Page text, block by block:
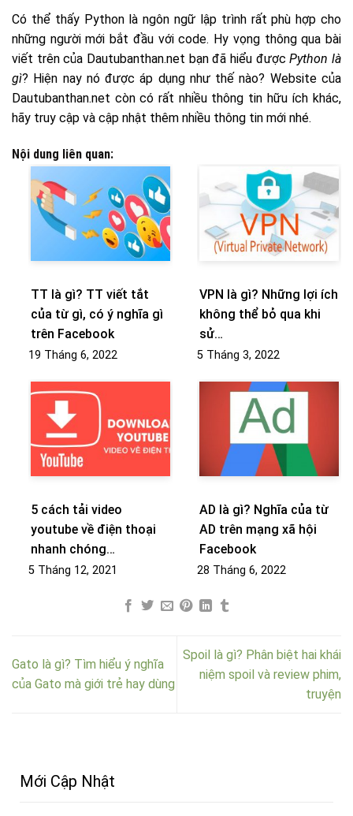
Có thể thấy Python là ngôn ngữ lập trình rất phù hợp cho
những người mới bắt đầu với code. Hy vọng thông qua bài
viết trên của Dautubanthan.net bạn đã hiểu đượcPython là
gì? Hiện nay nó được áp dụng như thế nào? Website của
Dautubanthan.net còn có rất nhiều thông tin hữu ích khác,
hãy truy cập và cập nhật thêm nhiều thông tin mới nhé.
Nội dung liên quan:
TT là gì? TT viết tắt
của từ gì, có ý nghĩa gì
trên Facebook
19 Tháng 6, 2022
VPN là gì? Những lợi ích
không thể bỏ qua khi
sử…
5 Tháng 3, 2022
5 cách tải video
youtube về điện thoại
nhanh chóng…
5 Tháng 12, 2021
AD là gì? Nghĩa của từ
AD trên mạng xã hội
Facebook
28 Tháng 6, 2022
Gato là gì? Tìm hiểu ý nghĩa
của Gato mà giới trẻ hay dùng
Spoil là gì? Phân biệt hai khái
niệm spoil và review phim,
truyện
Mới Cập Nhật